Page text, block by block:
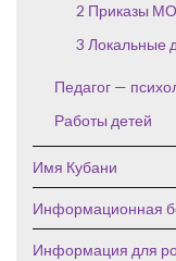
2 Приказы
3 Локальные
Педагог —
Работы детей
Имя Кубани
Информационная
Информация для